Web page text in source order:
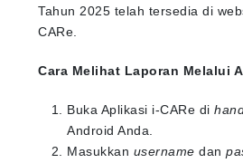
Tahun 2025 telah tersedia di
CARe.
Cara Melihat Laporan Melalui
Buka Aplikasi i-CARe di
Android Anda.
Masukkan username dan